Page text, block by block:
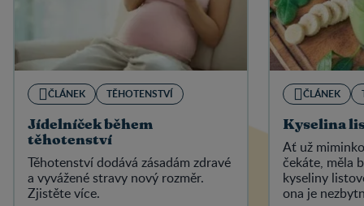
ČLÁNEK TĚHOTENSTVÍ
Jídelníček během
těhotenství
Těhotenství dodává zásadám zdravé
a vyvážené stravy nový rozměr.
Zjistěte více.
ČLÁNEK
Kyselina
Ať už
čekáte, měla
kyseliny
ona je